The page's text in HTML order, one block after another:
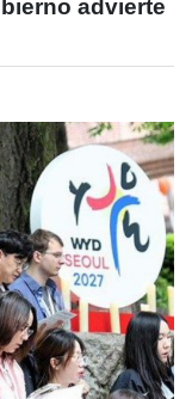
advierte